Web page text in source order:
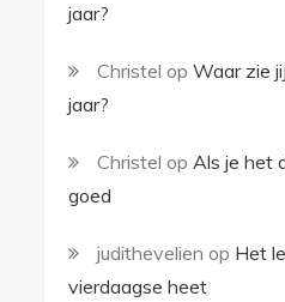
jaar?
Christel op Waar zie
jaar?
Christel op Als je het
goed
judithevelien op Het
vierdaagse heet